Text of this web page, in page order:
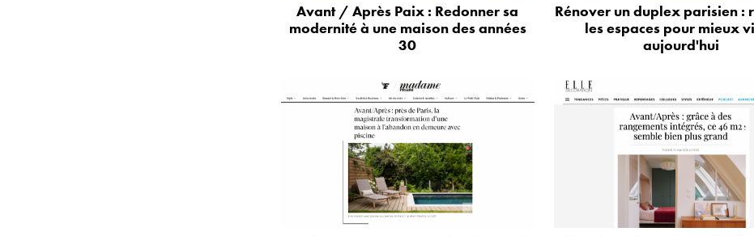
Avant / Après Paix : Redonner sa
modernité à une maison des années
30
Rénover un duplex parisien :
les espaces pour mieux
aujourd'hui